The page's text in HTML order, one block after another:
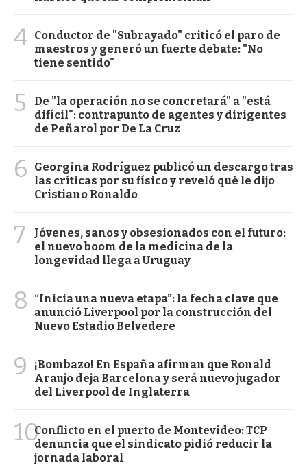
4 Conductor de "Subrayado" criticó el paro de
maestros y generó un fuerte debate: "No
tiene sentido"
5
De "la operación no se concretará" a "está
difícil": contrapunto de agentes y dirigentes
de Peñarol por De La Cruz
6
Georgina Rodríguez publicó un descargo tras
las críticas por su físico y reveló qué le dijo
Cristiano Ronaldo
7
Jóvenes, sanos y obsesionados con el futuro:
el nuevo boom de la medicina de la
longevidad llega a Uruguay
8
“Inicia una nueva etapa”: la fecha clave que
anunció Liverpool por la construcción del
Nuevo Estadio Belvedere
9
¡Bombazo! En España afirman que Ronald
Araujo deja Barcelona y será nuevo jugador
del Liverpool de Inglaterra
10Conflicto en el puerto de Montevideo: TCP
denuncia que el sindicato pidió reducir la
jornada laboral